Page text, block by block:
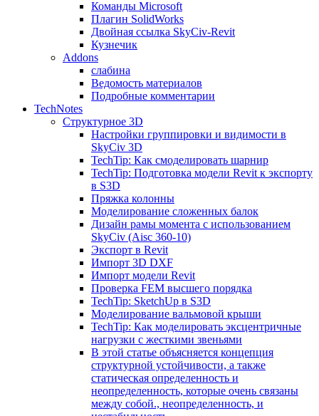
Команды Microsoft
Плагин SolidWorks
Двойная ссылка SkyCiv-Revit
Кузнечик
Addons
слабина
Ведомость материалов
Подробные комментарии
TechNotes
Структурное 3D
Настройки группировки и видимости в
SkyCiv 3D
TechTip: Как смоделировать шарнир
TechTip: Подготовка модели Revit к экспорту
в S3D
Пряжка колонны
Моделирование сложенных балок
Дизайн рамы момента с использованием
SkyCiv (Aisc 360-10)
Экспорт в Revit
Импорт 3D DXF
Импорт модели Revit
Проверка FEM высшего порядка
TechTip: SketchUp в S3D
Моделирование вальмовой крыши
TechTip: Как моделировать эксцентричные
нагрузки с жесткими звеньями
В этой статье объясняется концепция
структурной устойчивости, а также
статическая определенность и
неопределенность, которые очень связаны
между собой., неопределенность, и